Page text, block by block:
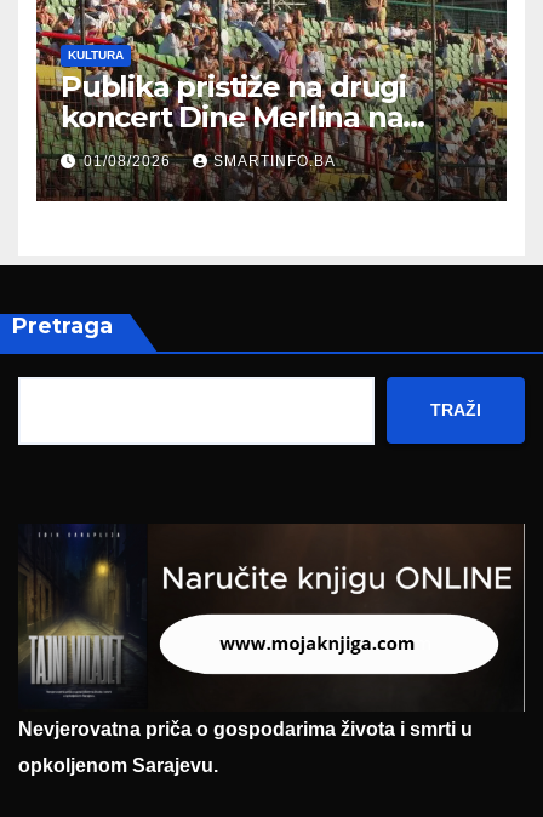
KULTURA
Publika pristiže na drugi
koncert Dine Merlina na
Koševu
01/08/2026 SMARTINFO.BA
Pretraga
TRAŽI
Nevjerovatna priča o gospodarima života i smrti u
opkoljenom Sarajevu.